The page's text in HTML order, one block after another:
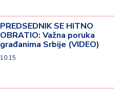
PREDSEDNIK SE HITNO
OBRATIO: Važna poruka
građanima Srbije (VIDEO)
10:15